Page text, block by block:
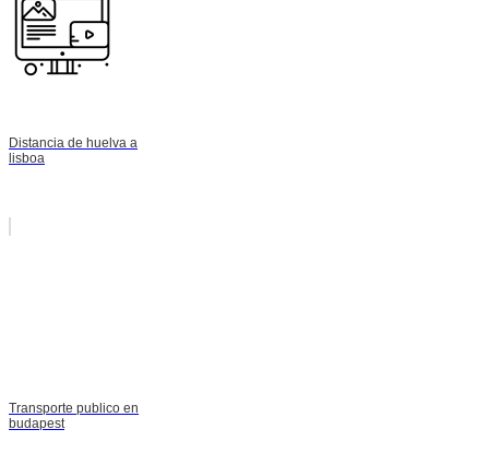
Distancia de huelva a
lisboa
Transporte publico en
budapest